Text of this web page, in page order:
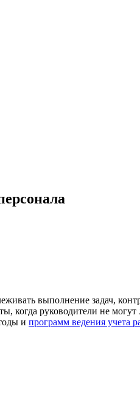
выполнение задач,
когда руководители не могут
и программ ведения учета